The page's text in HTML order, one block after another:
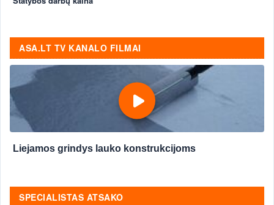
ASA.LT TV KANALO FILMAI
Liejamos grindys lauko konstrukcijoms
SPECIALISTAS ATSAKO